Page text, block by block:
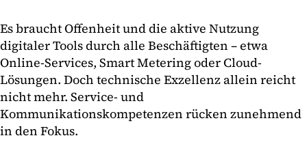
Es braucht Offenheit und die aktive Nutzung
digitaler Tools durch alle Beschäftigten – etwa
Online-Services, Smart Metering oder Cloud-
Lösungen. Doch technische Exzellenz allein reicht
nicht mehr. Service- und
Kommunikationskompetenzen rücken zunehmend
in den Fokus.